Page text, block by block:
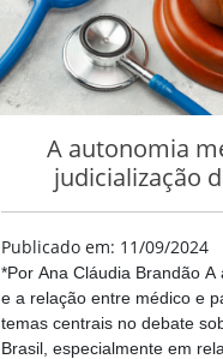
A autonomia
judicialização
Publicado em: 11/09/2024
*Por Ana Cláudia Brandão A
e a relação entre médico e
temas centrais no debate
Brasil, especialmente em